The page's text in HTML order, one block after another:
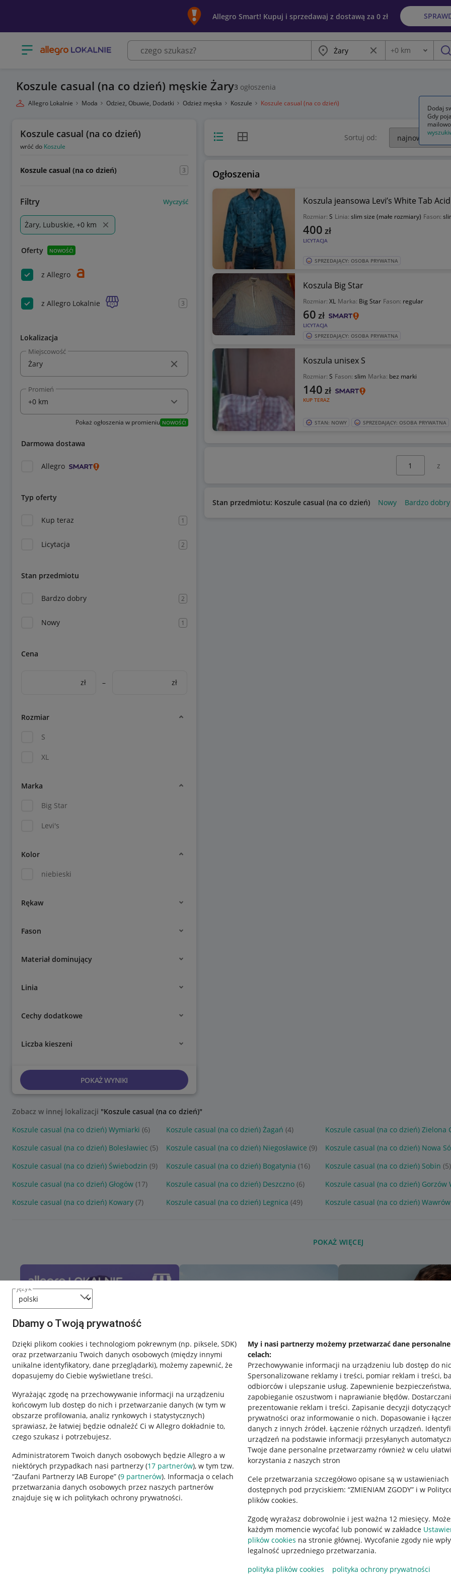
język
Dbamy o Twoją prywatność
Dzięki plikom cookies i technologiom pokrewnym (np. piksele, SDK)
oraz przetwarzaniu Twoich danych osobowych (między innymi
unikalne identyfikatory, dane przeglądarki), możemy zapewnić, że
dopasujemy do Ciebie wyświetlane treści.
Wyrażając zgodę na przechowywanie informacji na urządzeniu
końcowym lub dostęp do nich i przetwarzanie danych (w tym w
obszarze profilowania, analiz rynkowych i statystycznych)
sprawiasz, że łatwiej będzie odnaleźć Ci w Allegro dokładnie to,
czego szukasz i potrzebujesz.
Administratorem Twoich danych osobowych będzie Allegro a w
niektórych przypadkach nasi partnerzy (17 partnerów), w tym tzw.
“Zaufani Partnerzy IAB Europe” (9 partnerów). Informacja o celach
przetwarzania danych osobowych przez naszych partnerów
znajduje się w ich politykach ochrony prywatności.
My i nasi partnerzy możemy przetwarzać dane
celach:
Przechowywanie informacji na urządzeniu lub dostęp do
Spersonalizowane reklamy i treści, pomiar reklam i treści,
odbiorców i ulepszanie usług. Zapewnienie bezpieczeństwa,
zapobieganie oszustwom i naprawianie błędów.
prezentowanie reklam i treści. Zapisanie decyzji
prywatności oraz informowanie o nich. Dopasowanie i
danych z innych źródeł. Łączenie różnych urządzeń.
urządzeń na podstawie informacji przesyłanych
Twoje dane personalne przetwarzamy również w celu
korzystania z naszych stron
Cele przetwarzania szczegółowo opisane są w ustawieniach
dostępnych pod przyciskiem: “ZMIENIAM ZGODY” i w
plików cookies.
Zgodę wyrażasz dobrowolnie i jest ważna 12 miesięcy.
każdym momencie wycofać lub ponowić w zakładce
plików cookies na stronie głównej. Wycofanie zgody nie
legalność uprzedniego przetwarzania.
polityka plików cookies
polityka ochrony prywatności
Allegro Smart! Kupuj i sprzedawaj z dostawą za 0 zł
Otwórz menu z kategoriami Miasto Wyczyść frazę
Odległość
+0 km
Koszule casual (na co dzień) męskie Żary3 ogłoszenia
Allegro Lokalnie Moda Odzież, Obuwie, Dodatki Odzież męska Koszule Koszule casual (na co dzień)
Koszule casual (na co dzień)
wróć do Koszule
Koszule casual (na co dzień) 3
Filtry Wyczyść
Żary, Lubuskie, +0 km
Oferty NOWOŚĆ!
z Allegro
z Allegro Lokalnie 3
Lokalizacja
Miejscowość
Promień
Pokaż ogłoszenia w promieniu NOWOŚĆ!
Darmowa dostawa
Allegro
Typ oferty
Kup teraz 1
Licytacja 2
Stan przedmiotu
Bardzo dobry 2
Nowy 1
Cena
zł – zł
Rozmiar
S
XL
Marka
Big Star
Levi's
Kolor
niebieski
Rękaw
Fason
Materiał dominujący
Linia
Cechy dodatkowe
Liczba kieszeni
POKAŻ WYNIKI
Widok listyWidok siatki Sortuj od:
Ogłoszenia
Koszula jeansowa Levi’s White Tab
Rozmiar: S Linia: slim size (małe rozmiary) Fason:
LICYTACJA
400 zł
SPRZEDAJĄCY: OSOBA PRYWATNA
Koszula Big Star
Rozmiar: XL Marka: Big Star Fason: regular
LICYTACJA
60 zł
SPRZEDAJĄCY: OSOBA PRYWATNA
Koszula unisex S
Rozmiar: S Fason: slim Marka: bez marki
KUP TERAZ
140 zł
STAN: NOWY SPRZEDAJĄCY: OSOBA PRYWATNA
z
Stan przedmiotu: Koszule casual (na co dzień) Nowy Bardzo dobry
Zobacz w innej lokalizacji "Koszule casual (na co dzień)"
Koszule casual (na co dzień) Wymiarki (6) Koszule casual (na co dzień) Żagań (4) Koszule casual (na co dzień) Zielona
Koszule casual (na co dzień) Bolesławiec (5) Koszule casual (na co dzień) Niegosławice (9) Koszule casual (na co dzień) Nowa
Koszule casual (na co dzień) Świebodzin (9) Koszule casual (na co dzień) Bogatynia (16) Koszule casual (na co dzień) Sobin (5)
Koszule casual (na co dzień) Głogów (17) Koszule casual (na co dzień) Deszczno (6) Koszule casual (na co dzień) Gorzów
Koszule casual (na co dzień) Kowary (7) Koszule casual (na co dzień) Legnica (49) Koszule casual (na co dzień) Wawrów
POKAŻ WIĘCEJ
Przydatne informacje
Jak to działa
Napisz do nas
Allegro Gadane dla sprzedających
Regulamin
Polityka plików "cookies"
Ustawienia plików "cookies"
Udostępnianie lokalizacji
Informacje dla Aktu o Usługach Cyfrowych
Pobierz aplikację
Dodaj
Gdy